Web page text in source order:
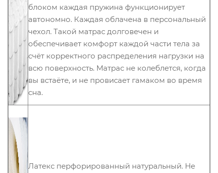
блоком каждая пружина функционирует
автономно. Каждая облачена в персональный
чехол. Такой матрас долговечен и
обеспечивает комфорт каждой части тела за
счёт корректного распределения нагрузки на
всю поверхность. Матрас не колеблется, когда
вы встаёте, и не провисает гамаком во время
сна.
Латекс перфорированный натуральный. Не